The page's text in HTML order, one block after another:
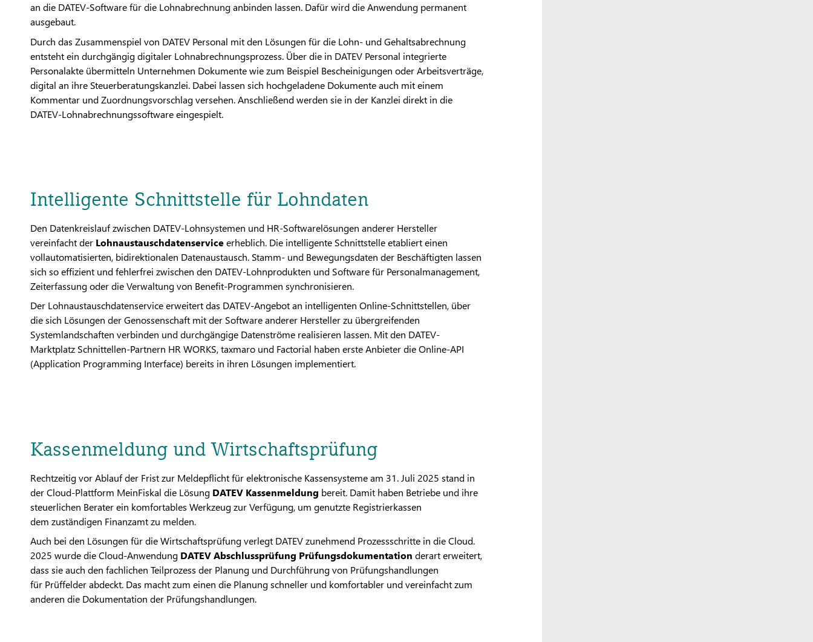
an die DATEV-Software für die Lohnabrechnung anbinden lassen. Dafür wird die Anwendung permanent
ausgebaut.
Durch das Zusammenspiel von DATEV Personal mit den Lösungen für die Lohn- und Gehaltsabrechnung
entsteht ein durchgängig digitaler Lohnabrechnungsprozess. Über die in DATEV Personal integrierte
Personalakte übermitteln Unternehmen Dokumente wie zum Beispiel Bescheinigungen oder Arbeitsverträge,
digital an ihre Steuerberatungskanzlei. Dabei lassen sich hochgeladene Dokumente auch mit einem
Kommentar und Zuordnungsvorschlag versehen. Anschließend werden sie in der Kanzlei direkt in die
DATEV-Lohnabrechnungssoftware eingespielt.
Intelligente Schnittstelle für Lohndaten
Den Datenkreislauf zwischen DATEV-Lohnsystemen und HR-Softwarelösungen anderer Hersteller
vereinfacht der Lohnaustauschdatenserviceerheblich. Die intelligente Schnittstelle etabliert einen
vollautomatisierten, bidirektionalen Datenaustausch. Stamm- und Bewegungsdaten der Beschäftigten lassen
sich so effizient und fehlerfrei zwischen den DATEV-Lohnprodukten und Software für Personalmanagement,
Zeiterfassung oder die Verwaltung von Benefit-Programmen synchronisieren.
Der Lohnaustauschdatenservice erweitert das DATEV-Angebot an intelligenten Online-Schnittstellen, über
die sich Lösungen der Genossenschaft mit der Software anderer Hersteller zu übergreifenden
Systemlandschaften verbinden und durchgängige Datenströme realisieren lassen. Mit den DATEV-
Marktplatz Schnittellen-Partnern HR WORKS, taxmaro und Factorial haben erste Anbieter die Online-API
(Application Programming Interface) bereits in ihren Lösungen implementiert.
Kassenmeldung und Wirtschaftsprüfung
Rechtzeitig vor Ablauf der Frist zur Meldepflicht für elektronische Kassensysteme am 31. Juli 2025 stand in
der Cloud-Plattform MeinFiskal die Lösung DATEV Kassenmeldung bereit. Damit haben Betriebe und ihre
steuerlichen Berater ein komfortables Werkzeug zur Verfügung, um genutzte Registrierkassen
dem zuständigen Finanzamt zu melden.
Auch bei den Lösungen für die Wirtschaftsprüfung verlegt DATEV zunehmend Prozessschritte in die Cloud.
2025 wurde die Cloud-Anwendung DATEV Abschlussprüfung Prüfungsdokumentation derart erweitert,
dass sie auch den fachlichen Teilprozess der Planung und Durchführung von Prüfungshandlungen
für Prüffelder abdeckt. Das macht zum einen die Planung schneller und komfortabler und vereinfacht zum
anderen die Dokumentation der Prüfungshandlungen.